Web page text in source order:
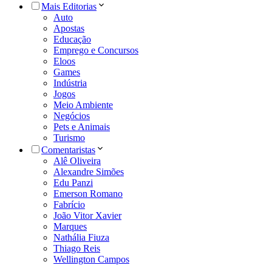
Mais Editorias
Auto
Apostas
Educação
Emprego e Concursos
Eloos
Games
Indústria
Jogos
Meio Ambiente
Negócios
Pets e Animais
Turismo
Comentaristas
Alê Oliveira
Alexandre Simões
Edu Panzi
Emerson Romano
Fabrício
João Vitor Xavier
Marques
Nathália Fiuza
Thiago Reis
Wellington Campos